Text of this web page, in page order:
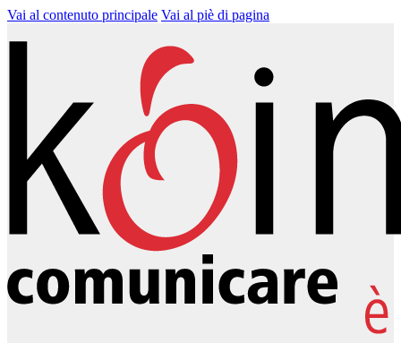
Vai al contenuto principale Vai al piè di pagina